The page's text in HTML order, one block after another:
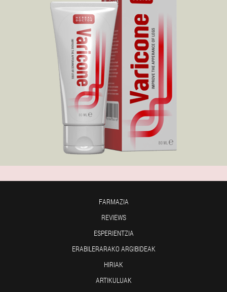
FARMAZIA
REVIEWS
ESPERIENTZIA
ERABILERARAKO ARGIBIDEAK
HIRIAK
ARTIKULUAK